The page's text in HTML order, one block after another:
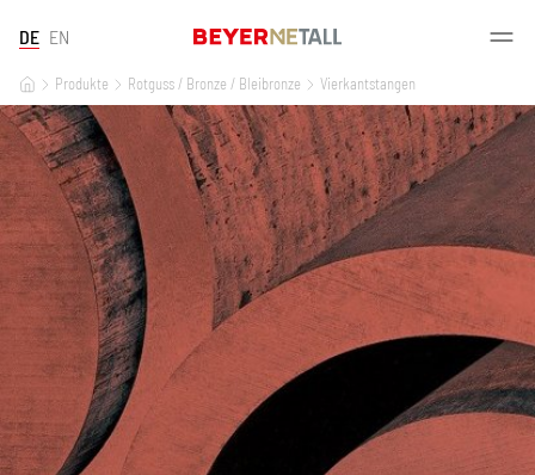
DE EN
Produkte Rotguss / Bronze / Bleibronze Vierkantstangen